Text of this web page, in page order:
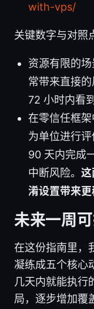
with-vps/
关键数字与对照
资源有限的
常带来直接
72 小时内看
在零信任框
为单位进行
90 天内完成
中断风险。 这
淆设置带来更
未来一周
在这份指南里，
凝练成五个核心
几天内就能执行
局，逐步增加覆